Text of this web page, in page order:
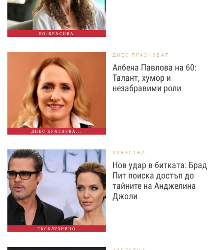
ПО-КРАСИВА
ДНЕС ПРАЗНУВА...
ДНЕС ПРАЗНУВАТ
Албена Павлова на 60:
Талант, хумор и
незабравими роли
ЕКСКЛУЗИВНО
ИЗВЕСТНИ
Нов удар в битката: Брад
Пит поиска достъп до
тайните на Анджелина
Джоли